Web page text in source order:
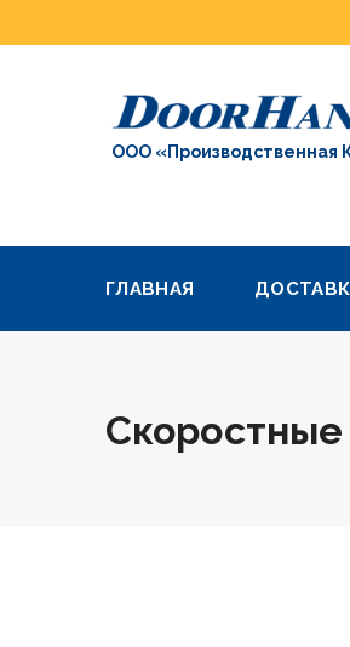
ООО «Производственная
ГЛАВНАЯ